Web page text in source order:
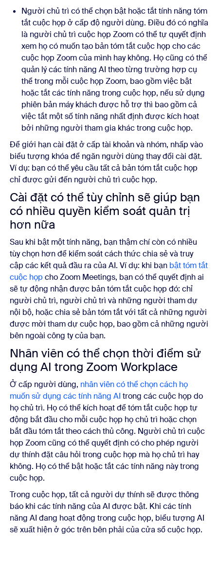
Người chủ trì có thể chọn bật hoặc tắt tính năng tóm
tắt cuộc họp ở cấp độ người dùng. Điều đó có nghĩa
là người chủ trì cuộc họp Zoom có thể tự quyết định
xem họ có muốn tạo bản tóm tắt cuộc họp cho các
cuộc họp Zoom của mình hay không. Họ cũng có thể
quản lý các tính năng AI theo từng trường hợp cụ
thể trong mỗi cuộc họp Zoom, bao gồm việc bật
hoặc tắt các tính năng trong cuộc họp, nếu sử dụng
phiên bản máy khách được hỗ trợ thì bao gồm cả
việc tắt một số tính năng nhất định được kích hoạt
bởi những người tham gia khác trong cuộc họp.
Để giới hạn cài đặt ở cấp tài khoản và nhóm, nhấp vào
biểu tượng khóa để ngăn người dùng thay đổi cài đặt.
Ví dụ: bạn có thể yêu cầu tất cả bản tóm tắt cuộc họp
chỉ được gửi đến người chủ trì cuộc họp.
Cài đặt có thể tùy chỉnh sẽ giúp bạn
có nhiều quyền kiểm soát quản trị
hơn nữa
Sau khi bật một tính năng, bạn thậm chí còn có nhiều
tùy chọn hơn để kiểm soát cách thức chia sẻ và truy
cập các kết quả đầu ra của AI. Ví dụ: khi bạn bật tóm tắt
cuộc họp cho Zoom Meetings, bạn có thể quyết định ai
sẽ tự động nhận được bản tóm tắt cuộc họp đó: chỉ
người chủ trì, người chủ trì và những người tham dự
nội bộ, hoặc chia sẻ bản tóm tắt với tất cả những người
được mời tham dự cuộc họp, bao gồm cả những người
bên ngoài công ty của bạn.
Nhân viên có thể chọn thời điểm sử
dụng AI trong Zoom Workplace
Ở cấp người dùng, nhân viên có thể chọn cách họ
muốn sử dụng các tính năng AI trong các cuộc họp do
họ chủ trì. Họ có thể kích hoạt để tóm tắt cuộc họp tự
động bắt đầu cho mỗi cuộc họp họ chủ trì hoặc chọn
bắt đầu tóm tắt theo cách thủ công. Người chủ trì cuộc
họp Zoom cũng có thể quyết định có cho phép người
dự thính đặt câu hỏi trong cuộc họp mà họ chủ trì hay
không. Họ có thể bật hoặc tắt các tính năng này trong
cuộc họp.
Trong cuộc họp, tất cả người dự thính sẽ được thông
báo khi các tính năng của AI được bật. Khi các tính
năng AI đang hoạt động trong cuộc họp, biểu tượng AI
sẽ xuất hiện ở góc trên bên phải của cửa sổ cuộc họp.